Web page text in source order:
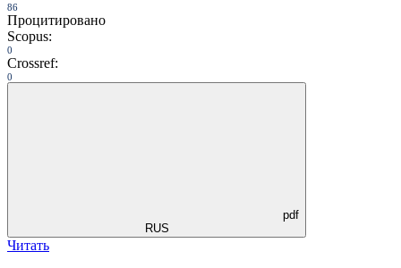
86
Процитировано
Scopus:
0
Crossref:
0
pdf
RUS
Читать